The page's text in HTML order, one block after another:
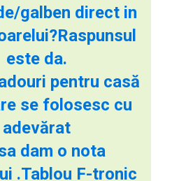
galben direct in
este da.
pentru casă
se folosesc cu
adevărat
dam o nota
.Tablou F-tronic